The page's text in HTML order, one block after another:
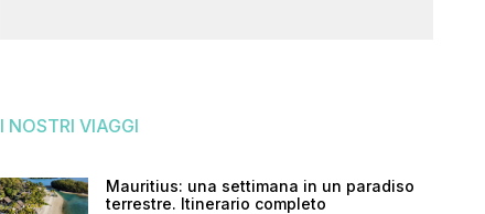
I NOSTRI VIAGGI
Mauritius: una settimana in un paradiso
terrestre. Itinerario completo